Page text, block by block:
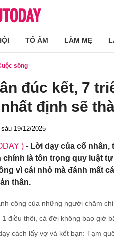
TỔ ẤM LÀM MẸ
sống
đúc kết, 7
định sẽ
19/12/2025
) - Lời dạy của cổ
chính là tôn trọng quy luật
vì cái nhỏ mà đánh mất
thân.
công của những người chăm
1 điều thôi, cả đời không bao giờ
cách lấy vợ và kết bạn: Tạm